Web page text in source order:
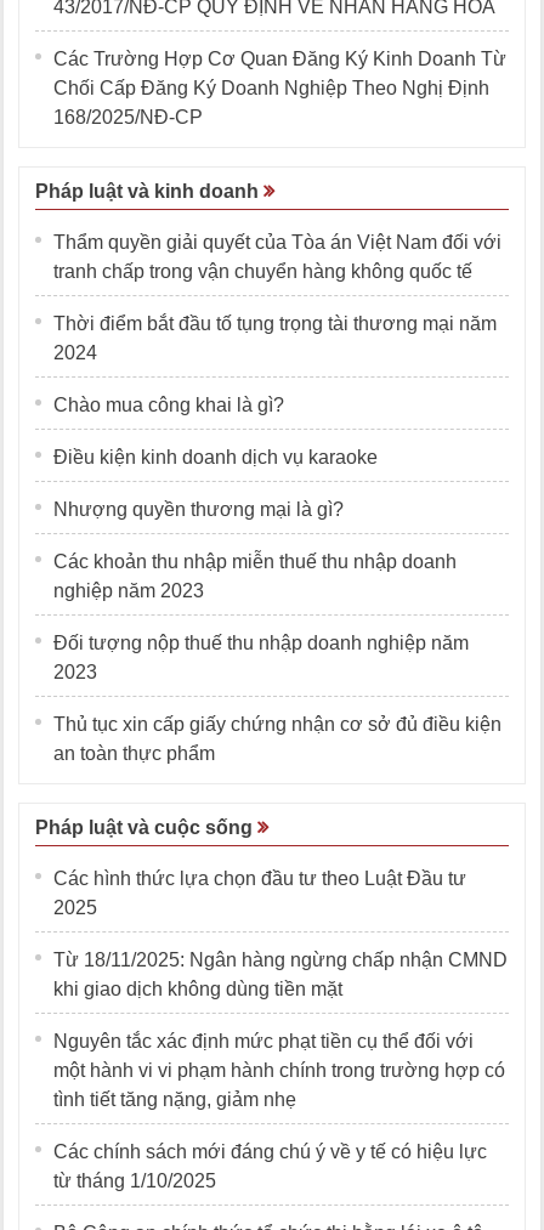
43/2017/NĐ-CP QUY ĐỊNH VỀ NHÃN HÀNG HÓA
Các Trường Hợp Cơ Quan Đăng Ký Kinh Doanh Từ
Chối Cấp Đăng Ký Doanh Nghiệp Theo Nghị Định
168/2025/NĐ-CP
Pháp luật và kinh doanh
Thẩm quyền giải quyết của Tòa án Việt Nam đối với
tranh chấp trong vận chuyển hàng không quốc tế
Thời điểm bắt đầu tố tụng trọng tài thương mại năm
2024
Chào mua công khai là gì?
Điều kiện kinh doanh dịch vụ karaoke
Nhượng quyền thương mại là gì?
Các khoản thu nhập miễn thuế thu nhập doanh
nghiệp năm 2023
Đối tượng nộp thuế thu nhập doanh nghiệp năm
2023
Thủ tục xin cấp giấy chứng nhận cơ sở đủ điều kiện
an toàn thực phẩm
Pháp luật và cuộc sống
Các hình thức lựa chọn đầu tư theo Luật Đầu tư
2025
Từ 18/11/2025: Ngân hàng ngừng chấp nhận CMND
khi giao dịch không dùng tiền mặt
Nguyên tắc xác định mức phạt tiền cụ thể đối với
một hành vi vi phạm hành chính trong trường hợp có
tình tiết tăng nặng, giảm nhẹ
Các chính sách mới đáng chú ý về y tế có hiệu lực
từ tháng 1/10/2025